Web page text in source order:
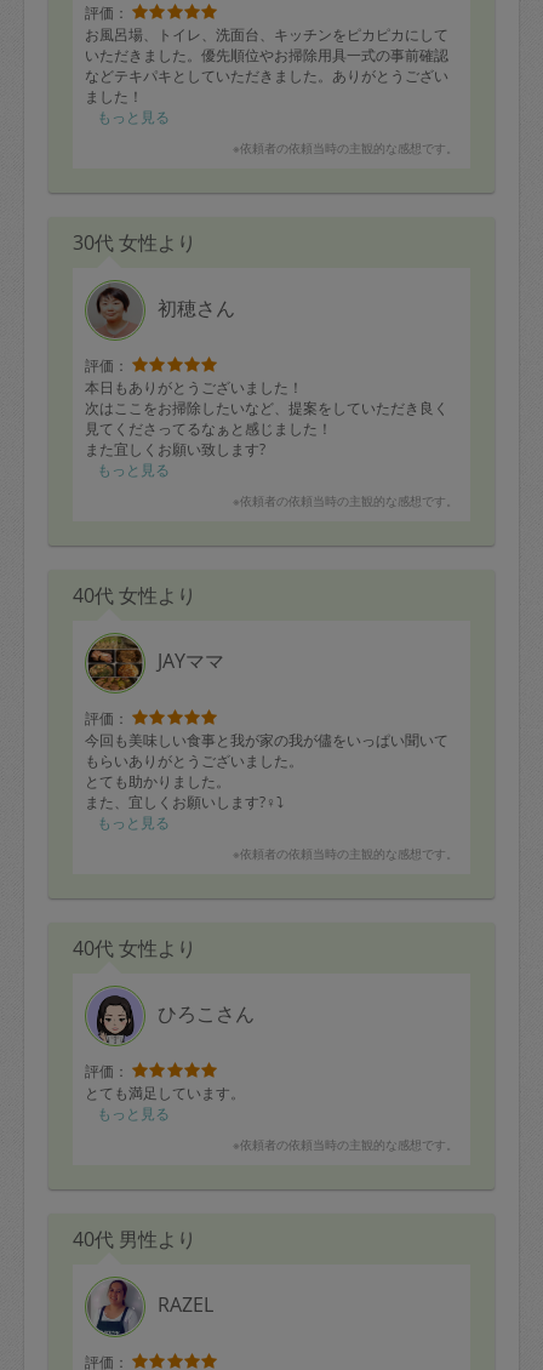
評価：
お風呂場、トイレ、洗面台、キッチンをピカピカにして
いただきました。優先順位やお掃除用具一式の事前確認
などテキパキとしていただきました。ありがとうござい
ました！
もっと見る
※依頼者の依頼当時の主観的な感想です。
30代 女性より
初穂さん
評価：
本日もありがとうございました！
次はここをお掃除したいなど、提案をしていただき良く
見てくださってるなぁと感じました！
また宜しくお願い致します?
もっと見る
※依頼者の依頼当時の主観的な感想です。
40代 女性より
JAYママ
評価：
今回も美味しい食事と我が家の我が儘をいっぱい聞いて
もらいありがとうございました。
とても助かりました。
また、宜しくお願いします?‍♀️⤵️
もっと見る
※依頼者の依頼当時の主観的な感想です。
40代 女性より
ひろこさん
評価：
とても満足しています。
もっと見る
※依頼者の依頼当時の主観的な感想です。
40代 男性より
RAZEL
評価：